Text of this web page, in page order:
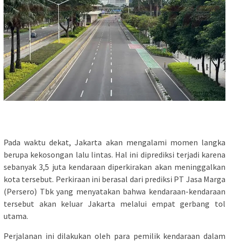
Pada waktu dekat, Jakarta akan mengalami momen langka
berupa kekosongan lalu lintas. Hal ini diprediksi terjadi karena
sebanyak 3,5 juta kendaraan diperkirakan akan meninggalkan
kota tersebut. Perkiraan ini berasal dari prediksi PT Jasa Marga
(Persero) Tbk yang menyatakan bahwa kendaraan-kendaraan
tersebut akan keluar Jakarta melalui empat gerbang tol
utama.
Perjalanan ini dilakukan oleh para pemilik kendaraan dalam